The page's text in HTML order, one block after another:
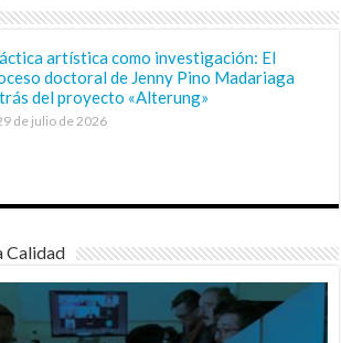
artística como investigación: El
doctoral de Jenny Pino Madariaga
del proyecto «Alterung»
de julio de 2026
Calidad